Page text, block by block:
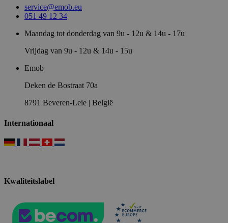
service@emob.eu
051 49 12 34
Maandag tot donderdag van 9u - 12u & 14u - 17u
Vrijdag van 9u - 12u & 14u - 15u
Emob
Deken de Bostraat 70a
8791 Beveren-Leie | België
Internationaal
Kwaliteitslabel